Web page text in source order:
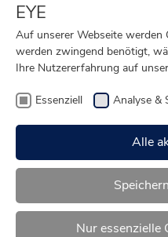
SMART Pro -
Augenlasern
EYE
Auf unserer Webseite werden
werden zwingend benötigt,
Ihre Nutzererfahrung auf
Essenziell Analyse &
Alle
Nur essenzielle